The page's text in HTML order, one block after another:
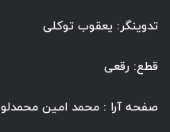
تدوین­گر: یعقوب توکلی
قطع: رقعی
صفحه آرا : محمد امین محمدلو